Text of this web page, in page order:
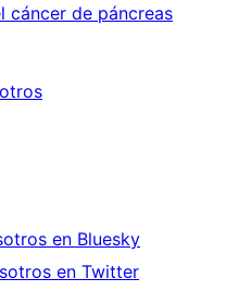
cáncer de páncreas
en Bluesky
en Twitter